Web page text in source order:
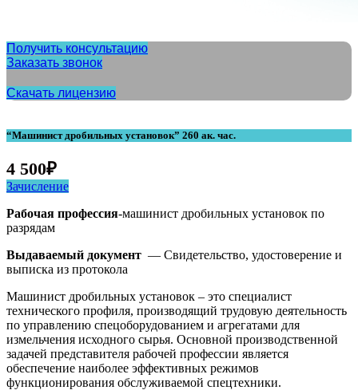
Получить консультацию
Заказать звонок
Скачать лицензию
“Машинист дробильных установок” 260 ак. час.
4 500₽
Зачисление
Рабочая профессия-машинист дробильных установок по
разрядам
Выдаваемый документ — Свидетельство, удостоверение и
выписка из протокола
Машинист дробильных установок – это специалист
технического профиля, производящий трудовую деятельность
по управлению спецоборудованием и агрегатами для
измельчения исходного сырья. Основной производственной
задачей представителя рабочей профессии является
обеспечение наиболее эффективных режимов
функционирования обслуживаемой спецтехники.